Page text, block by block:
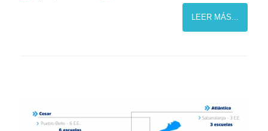
LEER MÁS...